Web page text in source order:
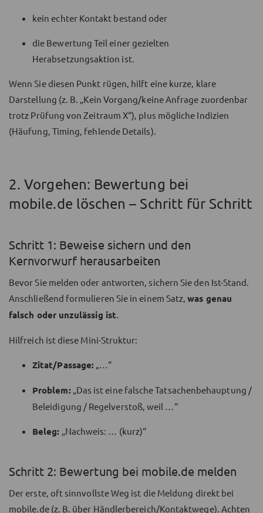
kein echter Kontakt bestand oder
die Bewertung Teil einer gezielten
Herabsetzungsaktion ist.
Wenn Sie diesen Punkt rügen, hilft eine kurze, klare
Darstellung (z. B. „Kein Vorgang/keine Anfrage zuordenbar
trotz Prüfung von Zeitraum X“), plus mögliche Indizien
(Häufung, Timing, fehlende Details).
2. Vorgehen: Bewertung bei
mobile.de löschen – Schritt für Schritt
Schritt 1: Beweise sichern und den
Kernvorwurf herausarbeiten
Bevor Sie melden oder antworten, sichern Sie den Ist-Stand.
Anschließend formulieren Sie in einem Satz,was genau
falsch oder unzulässig ist.
Hilfreich ist diese Mini-Struktur:
Zitat/Passage: „…“
Problem: „Das ist eine falsche Tatsachenbehauptung /
Beleidigung / Regelverstoß, weil …“
Beleg: „Nachweis: … (kurz)“
Schritt 2: Bewertung bei mobile.de melden
Der erste, oft sinnvollste Weg ist die Meldung direkt bei
mobile.de (z. B. über Händlerbereich/Kontaktwege). Achten